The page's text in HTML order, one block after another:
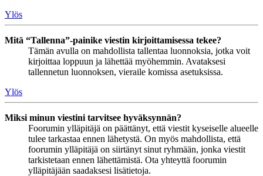
Ylös
Mitä “Tallenna”-painike viestin kirjoittamisessa tekee?
Tämän avulla on mahdollista tallentaa luonnoksia, jotka voit
kirjoittaa loppuun ja lähettää myöhemmin. Avataksesi
tallennetun luonnoksen, vieraile komissa asetuksissa.
Ylös
Miksi minun viestini tarvitsee hyväksynnän?
Foorumin ylläpitäjä on päättänyt, että viestit kyseiselle alueelle
tulee tarkastaa ennen lähetystä. On myös mahdollista, että
foorumin ylläpitäjä on siirtänyt sinut ryhmään, jonka viestit
tarkistetaan ennen lähettämistä. Ota yhteyttä foorumin
ylläpitäjään saadaksesi lisätietoja.